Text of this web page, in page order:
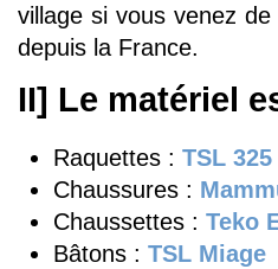
village si vous venez
depuis la France.
II] Le matériel
Raquettes : TSL
Chaussures :
Chaussettes : Teko
Bâtons : TSL Miage